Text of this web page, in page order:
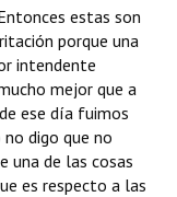
estas son
porque una
intendente
mejor que a
ese día fuimos
digo que no
una de las cosas
es respecto a las